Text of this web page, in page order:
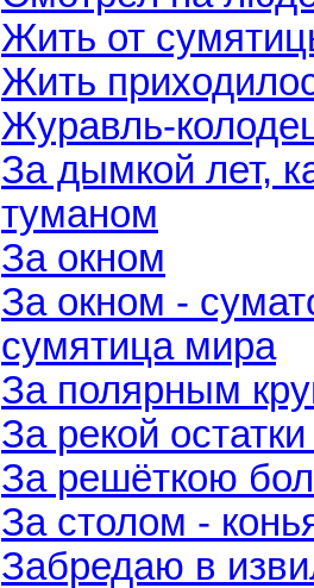
Жить от
Жить
Журавль-
За дымкой лет,
туманом
За окном
За окном -
сумятица мира
За полярным
За рекой
За решёткою
За столом -
Забредаю в